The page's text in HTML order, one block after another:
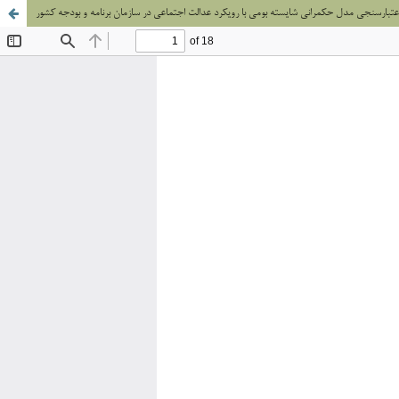
مدل حکمرانی شایسته بومی با رویکرد عدالت اجتماعی در سازمان برنامه و بودجه کشور